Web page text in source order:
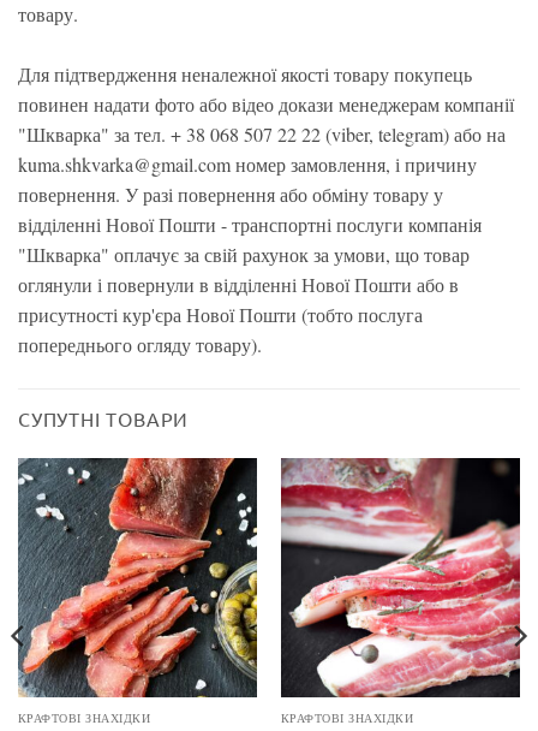
товару.
Для підтвердження неналежної якості товару покупець
повинен надати фото або відео докази менеджерам компанії
"Шкварка" за тел. + 38 068 507 22 22 (viber, telegram) або на
kuma.shkvarka@gmail.com номер замовлення, і причину
повернення. У разі повернення або обміну товару у
відділенні Нової Пошти - транспортні послуги компанія
"Шкварка" оплачує за свій рахунок за умови, що товар
оглянули і повернули в відділенні Нової Пошти або в
присутності кур'єра Нової Пошти (тобто послуга
попереднього огляду товару).
СУПУТНІ ТОВАРИ
КРАФТОВІ ЗНАХІДКИ КРАФТОВІ ЗНАХІДКИ